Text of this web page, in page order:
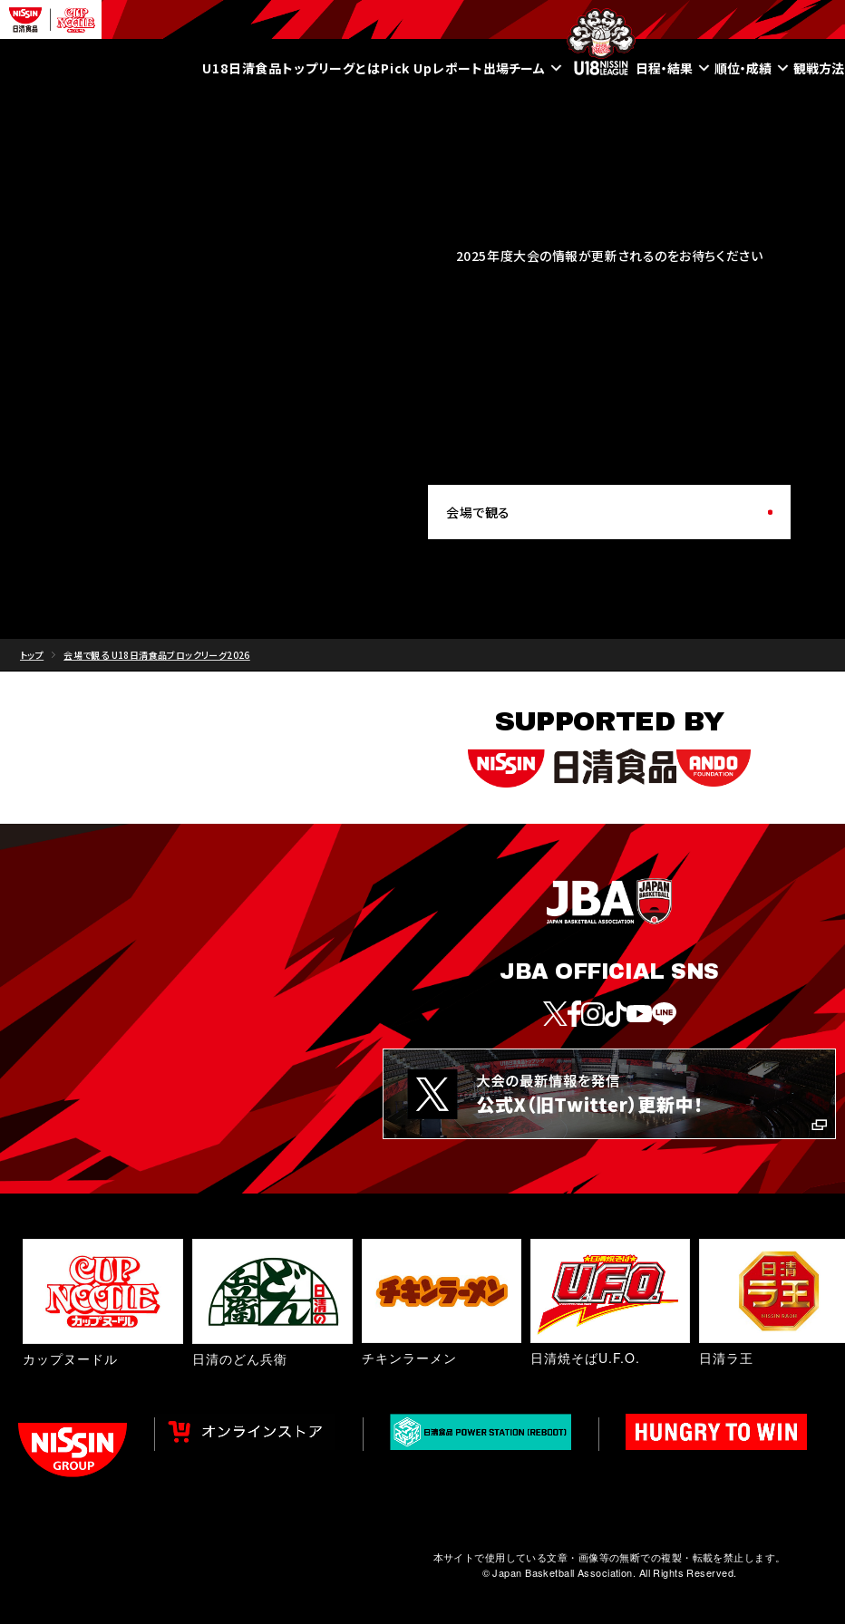
U18日清食品トップリーグとはPick Upレポート出場チーム 日程・結果 順位・成績 観戦方法
2025年度大会の情報が更新されるのをお待ちください
会場で観る
トップ 会場で観る U18日清食品ブロックリーグ2026
SUPPORTED BY
JBA OFFICIAL SNS
カップヌードル 日清のどん兵衛 チキンラーメン 日清焼そばU.F.O. 日清ラ王
本サイトで使用している文章・画像等の無断での複製・転載を禁止します。
© Japan Basketball Association. All Rights Reserved.